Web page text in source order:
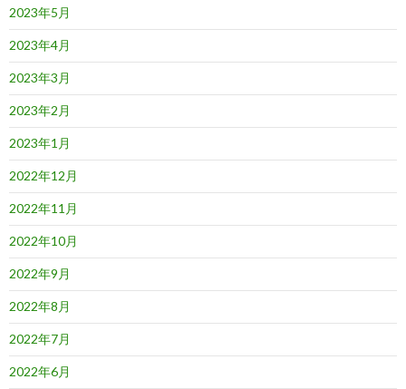
2023年5月
2023年4月
2023年3月
2023年2月
2023年1月
2022年12月
2022年11月
2022年10月
2022年9月
2022年8月
2022年7月
2022年6月